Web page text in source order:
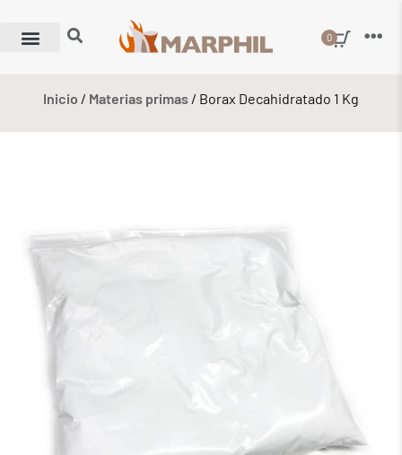
0
Inicio / Materias primas / Borax Decahidratado 1 Kg